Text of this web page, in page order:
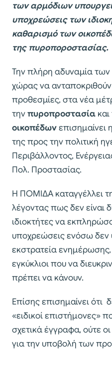
των αρμόδιων
υποχρεώσεις των
καθαρισμό των
της πυροποροστασίας.
Την πλήρη αδυναμία των
χώρας να
προθεσμίες, στα νέα
τηνπυροπροστασία
οικοπέδων
της προς την πολιτική
Περιβάλλοντος,
Πολ. Προστασίας.
Η ΠΟΜΙΔΑ καταγγέλλει
λέγοντας πως δεν είναι
ιδιοκτήτες να
υποχρεώσεις ενόσω δεν
εκστρατεία ενημέρωσης,
εγκύκλιοι που να
πρέπει να κάνουν.
Επίσης επισημαίνει ότι
«ειδικοί επιστήμονες»
σχετικά έγγραφα, ούτε
για την υποβολή των